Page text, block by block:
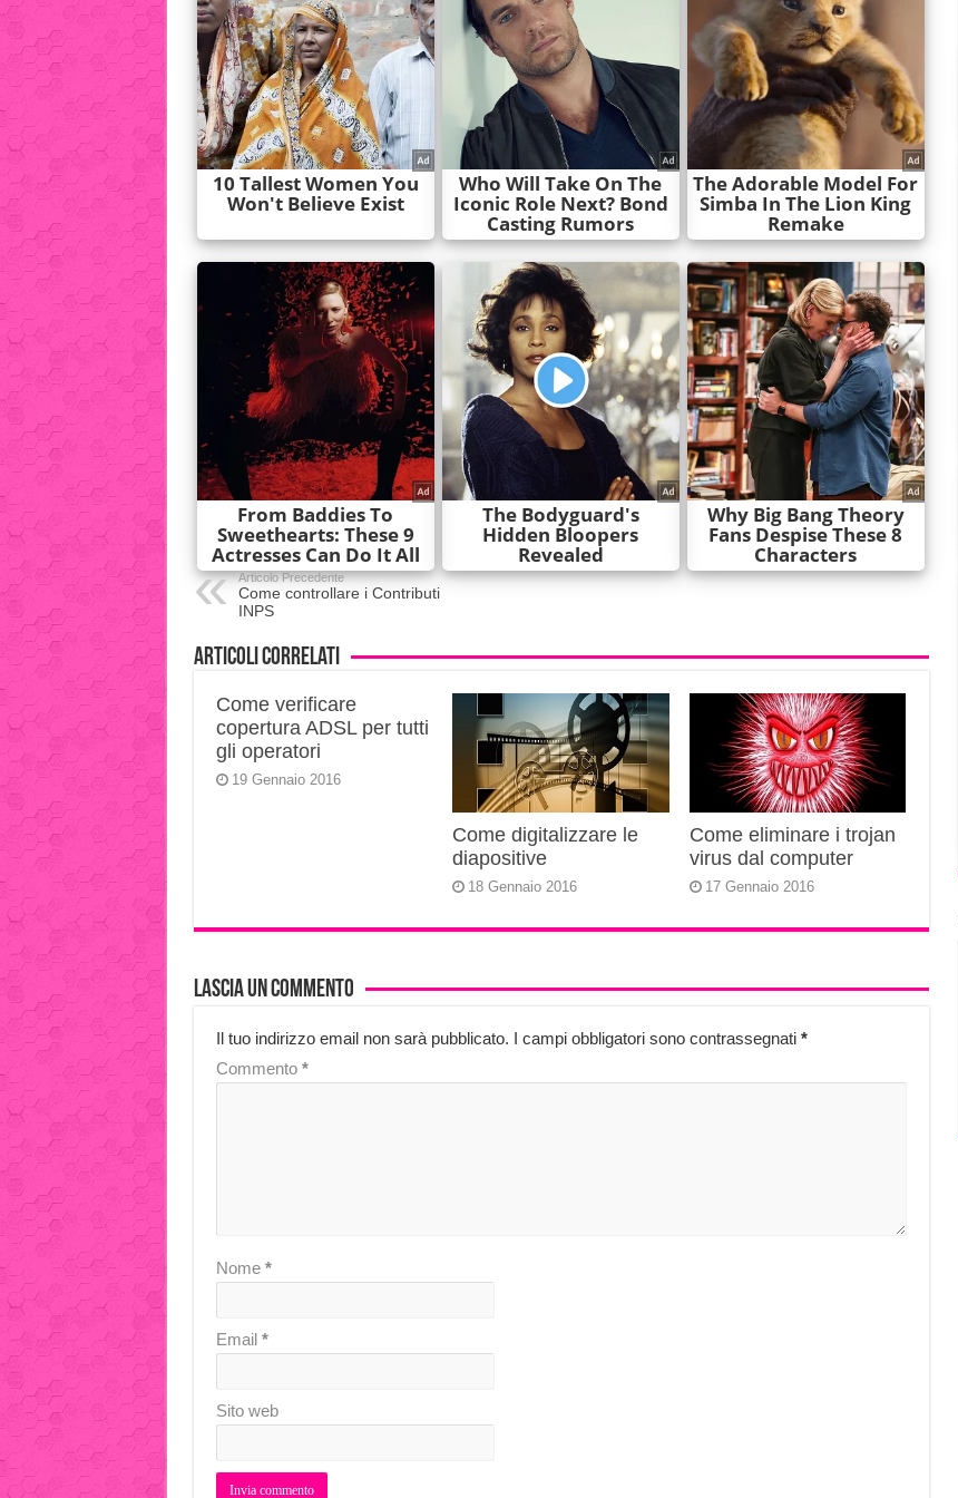
Articolo Precedente
Come controllare i Contributi
INPS
Articoli correlati
Come verificare
copertura ADSL per tutti
gli operatori
19 Gennaio 2016
Come digitalizzare le
diapositive
18 Gennaio 2016
Come eliminare i trojan
virus dal computer
17 Gennaio 2016
Lascia un commento
Il tuo indirizzo email non sarà pubblicato. I campi obbligatori sono contrassegnati *
Commento *
Nome *
Email *
Sito web